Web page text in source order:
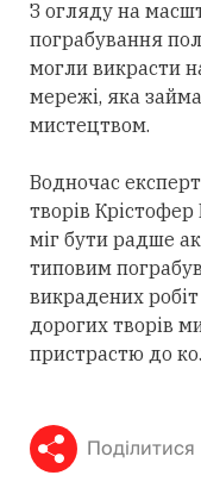
З огляду на
пограбування
могли викрасти
мережі, яка
мистецтвом.
Водночас
творів
міг бути радше
типовим
викрадених
дорогих творів
пристрастю до
Поділитися